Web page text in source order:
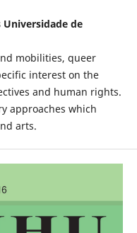
Universidade de
mobilities, queer
interest on the
and human rights.
approaches which
arts.